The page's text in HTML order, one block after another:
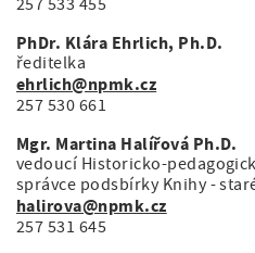
257 533 455
PhDr. Klára Ehrlich, Ph.D.
ředitelka
ehrlich@npmk.cz
257 530 661
Mgr. Martina Halířová Ph.D.
vedoucí Historicko-
správce podsbírky Knihy -
halirova@npmk.cz
257 531 645